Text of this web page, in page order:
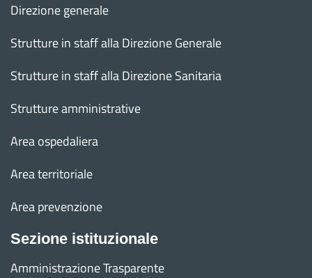
Direzione generale
Strutture in staff alla Direzione Generale
Strutture in staff alla Direzione Sanitaria
Strutture amministrative
Area ospedaliera
Area territoriale
Area prevenzione
Sezione istituzionale
Amministrazione Trasparente